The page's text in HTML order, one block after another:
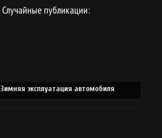
Случайные публикации:
Зимняя эксплуатация автомобиля